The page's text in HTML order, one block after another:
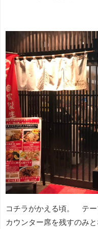
コチラがかえる頃。 テー
カウンター席を残すのみ